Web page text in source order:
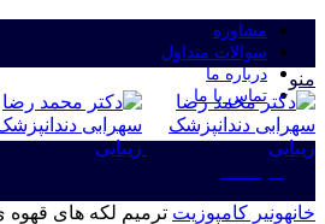
مشاوره
سوالات متداول
درباره ما
تماس با ما
منو
خانهونیر کامپوزیت ترمیم لکه های قهوه